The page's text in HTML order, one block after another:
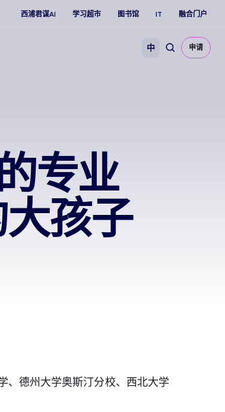
西浦君谋AI 学习超市 图书馆 IT 融合门户
中 申请
专业
孩子
、德州大学奥斯汀分校、西北大学